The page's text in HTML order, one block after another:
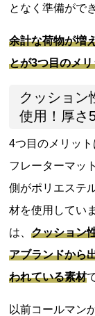
となく準備がで
余計な荷物が増
とが3つ目のメ
クッション
使用！厚さ
4つ目のメリッ
フレーターマッ
側がポリエステ
材を使用してい
は、クッション
アブランドから
われている素材
以前コールマン